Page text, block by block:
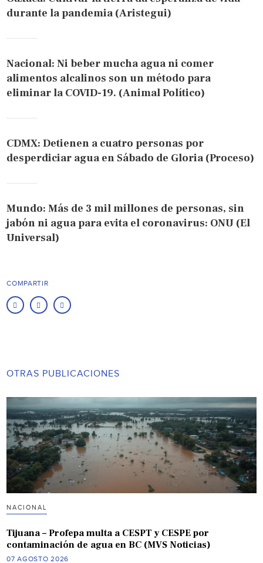
durante la pandemia (Aristegui)
Nacional: Ni beber mucha agua ni comer
alimentos alcalinos son un método para
eliminar la COVID-19. (Animal Político)
CDMX: Detienen a cuatro personas por
desperdiciar agua en Sábado de Gloria (Proceso)
Mundo: Más de 3 mil millones de personas, sin
jabón ni agua para evita el coronavirus: ONU (El
Universal)
COMPARTIR
OTRAS PUBLICACIONES
NACIONAL
Tijuana – Profepa multa a CESPT y CESPE por
contaminación de agua en BC (MVS Noticias)
07 AGOSTO 2026